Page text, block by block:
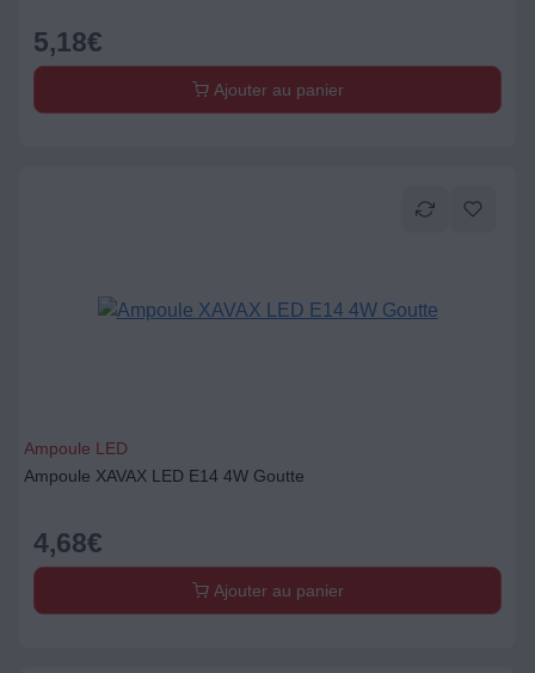
5,18€
Ajouter au panier
Ampoule LED
Ampoule XAVAX LED E14 4W Goutte
4,68€
Ajouter au panier